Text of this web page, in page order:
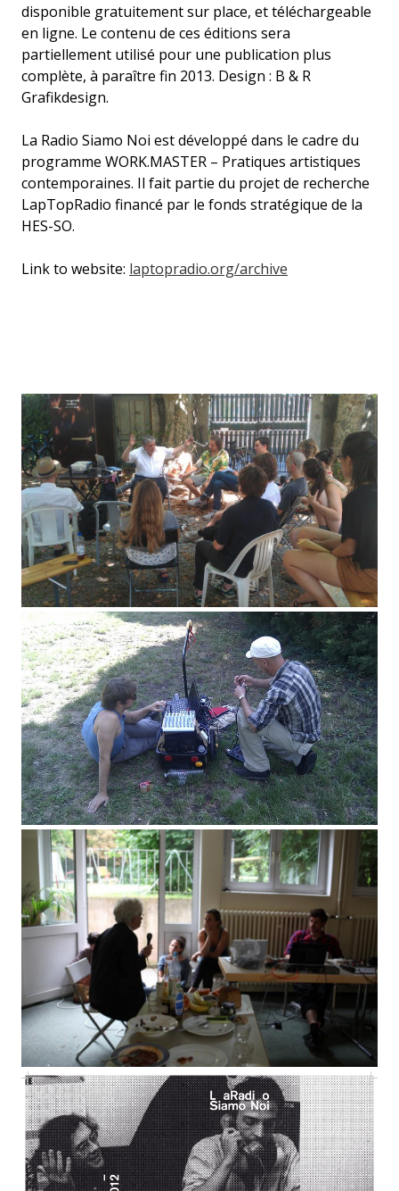
disponible gratuitement sur place, et téléchargeable
en ligne. Le contenu de ces éditions sera
partiellement utilisé pour une publication plus
complète, à paraître fin 2013. Design : B & R
Grafikdesign.
La Radio Siamo Noi est développé dans le cadre du
programme WORK.MASTER – Pratiques artistiques
contemporaines. Il fait partie du projet de recherche
LapTopRadio financé par le fonds stratégique de la
HES-SO.
Link to website: laptopradio.org/archive